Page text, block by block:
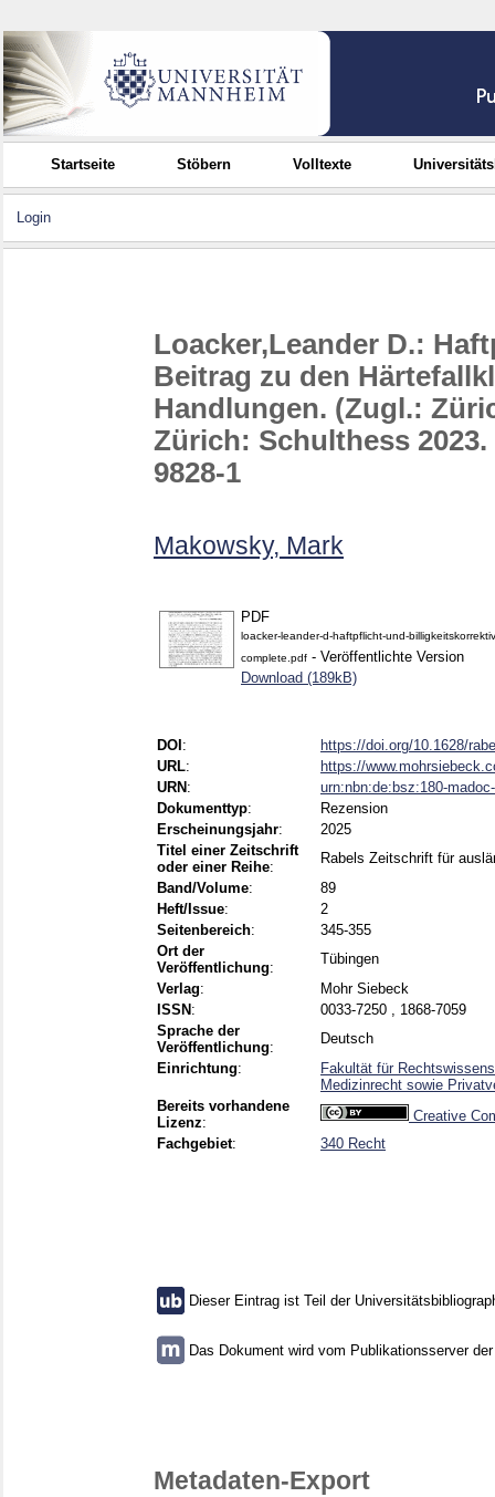
Startseite Stöbern Volltexte
Login
Loacker,Leander D.:
Beitrag zu den
Handlungen. (Zugl.:
Zürich: Schulthess 2023.
9828-1
Makowsky, Mark
PDF
loacker-leander-d-haftpflicht-und-
complete.pdf - Veröffentlichte Version
Download (189kB)
DOI :
https://doi.org/10.1628/
URL:
https://
URN :
urn:nbn:de:bsz:180-
Dokumenttyp:
Rezension
Erscheinungsjahr:
2025
Titel einer Zeitschrift
oder einer Reihe:
Rabels Zeitschrift für
Band/Volume:
89
Heft/Issue:
2
Seitenbereich:
345-355
Ort der
Veröffentlichung:
Tübingen
Verlag:
Mohr Siebeck
ISSN :
0033-7250 , 1868-7059
Sprache der
Veröffentlichung:
Deutsch
Einrichtung:
Fakultät für
Medizinrecht sowie
Bereits vorhandene
Lizenz:
Creative
Fachgebiet: 340 Recht
Dieser Eintrag ist Teil der
Das Dokument wird vom Publikationsserver
Metadaten-Export